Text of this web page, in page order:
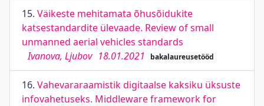
15. Väikeste mehitamata õhusõidukite
katsestandardite ülevaade. Review of small
unmanned aerial vehicles standards
Ivanova, Ljubov 18.01.2021 bakalaureusetööd
16. Vahevararaamistik digitaalse kaksiku üksuste
infovahetuseks. Middleware framework for